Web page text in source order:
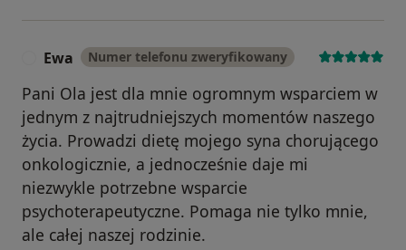
Ewa Numer telefonu zweryfikowany
Pani Ola jest dla mnie ogromnym wsparciem w
jednym z najtrudniejszych momentów naszego
życia. Prowadzi dietę mojego syna chorującego
onkologicznie, a jednocześnie daje mi
niezwykle potrzebne wsparcie
psychoterapeutyczne. Pomaga nie tylko mnie,
ale całej naszej rodzinie.